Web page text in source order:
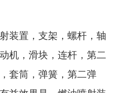
装置，支架，螺杆，轴
机，滑块，连杆，第二
套筒，弹簧，第二弹